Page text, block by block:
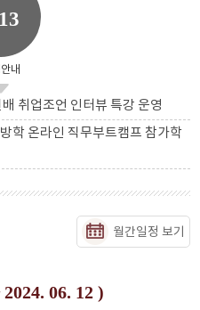
내
취업조언 인터뷰 특강 운영
학 온라인 직무부트캠프 참가학
월간일정 보기
06. 12 )